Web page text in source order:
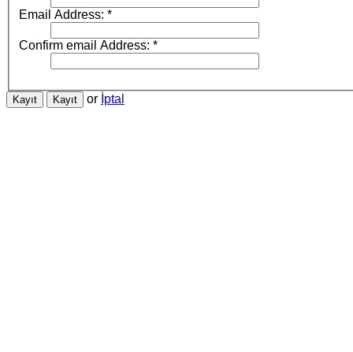
Email Address: *
Confirm email Address: *
or İptal